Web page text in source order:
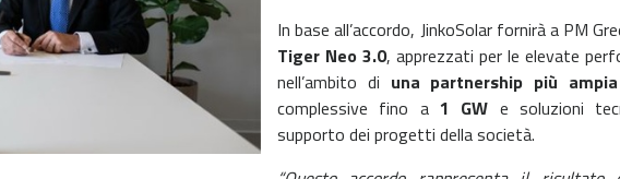
In base all’accordo, JinkoSolar fornirà a PM
Tiger Neo 3.0, apprezzati per le elevate
nell’ambito di una partnership più ampia
complessive fino a1 GW e soluzioni
supporto dei progetti della società.